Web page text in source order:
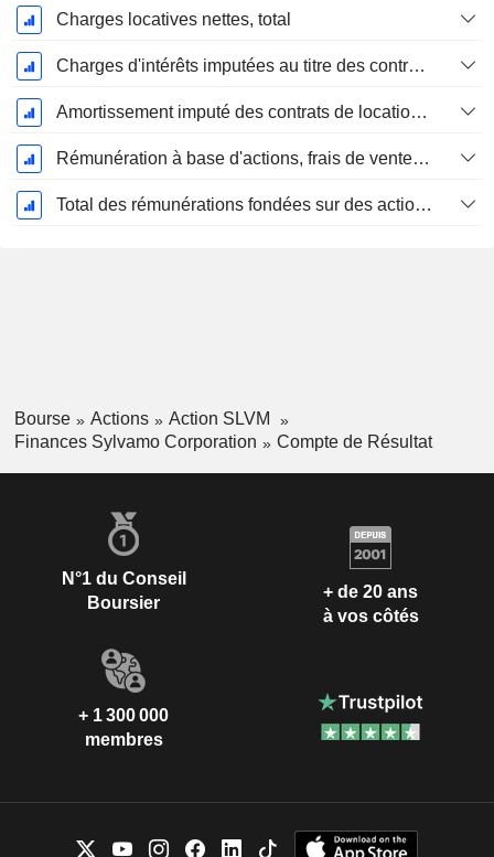
Charges locatives nettes, total
Charges d'intérêts imputées au titre des contrats de location
Amortissement imputé des contrats de location simple
Rémunération à base d'actions, frais de vente et d'administration (total)
Total des rémunérations fondées sur des actions
Bourse Actions
Action SLVM
Finances Sylvamo Corporation
Compte de Résultat
N°1 du Conseil
Boursier
+ de 20 ans
à vos côtés
+ 1 300 000
membres